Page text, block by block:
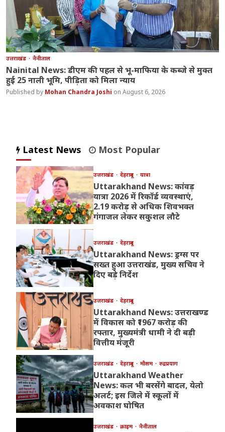
उत्तराखंड नैनीताल
Nainital News: डीएम की पहल से भू-माफिया के कब्जे से मुक्त
हुई 25 नाली भूमि, पीड़िता को मिला न्याय
Mohan Chandra Joshi August 6, 2026
Latest News Most Popular
उत्तराखंड देहरादून यात्रा
Uttarakhand News: कांवड़
यात्रा 2026 में रिकॉर्ड व्यवस्थाएं,
2.19 करोड़ से अधिक शिवभक्त
गंगाजल लेकर सकुशल लौटे
उत्तराखंड देहरादून
Uttarakhand News: ड्रग्स पर
सख्त हुआ उत्तराखंड, मुख्य सचिव ने
दिए बड़े निर्देश
उत्तराखंड देहरादून
Uttarakhand News: उत्तराखण्ड
में विकास को ₹1967 करोड़ की
रफ्तार, मुख्यमंत्री धामी ने दी बड़ी
वित्तीय मंजूरी
उत्तराखंड देहरादून मौसम रुद्रप्रयाग
Uttarakhand Weather
News: कल भी बरसेंगे बादल, येलो
अलर्ट; इस जिले में स्कूलों में
अवकाश घोषित
उत्तराखंड क्राइम नैनीताल